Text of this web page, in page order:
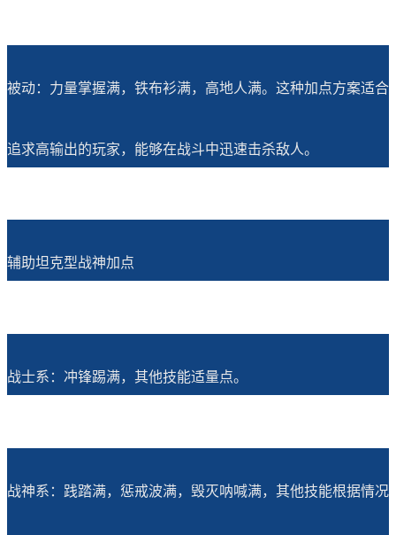
被动：力量掌握满，铁布衫满，高地人满。这种加点方案适合
追求高输出的玩家，能够在战斗中迅速击杀敌人。
辅助坦克型战神加点
战士系：冲锋踢满，其他技能适量点。
战神系：践踏满，惩戒波满，毁灭呐喊满，其他技能根据情况